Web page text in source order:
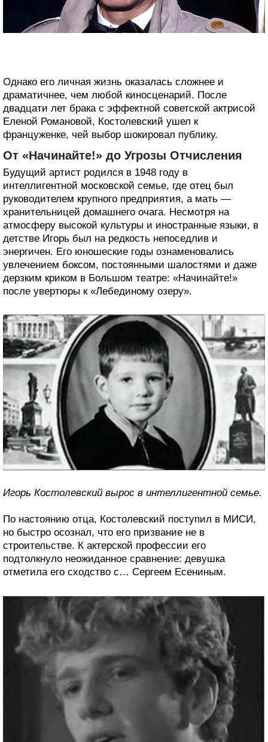
Однако его личная жизнь оказалась сложнее и
драматичнее, чем любой киносценарий. После
двадцати лет брака с эффектной советской актрисой
Еленой Романовой, Костолевский ушел к
француженке, чей выбор шокировал публику.
От «Начинайте!» до Угрозы Отчисления
Будущий артист родился в 1948 году в
интеллигентной московской семье, где отец был
руководителем крупного предприятия, а мать —
хранительницей домашнего очага. Несмотря на
атмосферу высокой культуры и иностранные языки, в
детстве Игорь был на редкость непоседлив и
энергичен. Его юношеские годы ознаменовались
увлечением боксом, постоянными шалостями и даже
дерзким криком в Большом театре: «Начинайте!»
после увертюры к «Лебединому озеру».
Игорь Костолевский вырос в интеллигентной семье.
По настоянию отца, Костолевский поступил в МИСИ,
но быстро осознал, что его призвание не в
строительстве. К актерской профессии его
подтолкнуло неожиданное сравнение: девушка
отметила его сходство с… Сергеем Есениным.